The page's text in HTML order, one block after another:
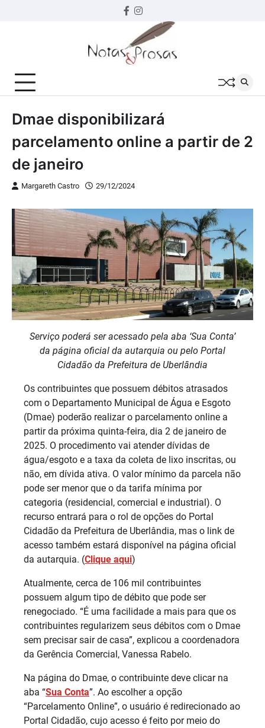
Facebook
instagram
Dmae disponibilizará
parcelamento online a partir de 2
de janeiro
Margareth Castro 29/12/2024
Serviço poderá ser acessado pela aba ‘Sua Conta’
da página oficial da autarquia ou pelo Portal
Cidadão da Prefeitura de Uberlândia
Os contribuintes que possuem débitos atrasados
com o Departamento Municipal de Água e Esgoto
(Dmae) poderão realizar o parcelamento online a
partir da próxima quinta-feira, dia 2 de janeiro de
2025. O procedimento vai atender dívidas de
água/esgoto e a taxa da coleta de lixo inscritas, ou
não, em dívida ativa. O valor mínimo da parcela não
pode ser menor que o da tarifa mínima por
categoria (residencial, comercial e industrial). O
recurso entrará para o rol de opções do Portal
Cidadão da Prefeitura de Uberlândia, mas o link de
acesso também estará disponível na página oficial
da autarquia. (Clique aqui)
Atualmente, cerca de 106 mil contribuintes
possuem algum tipo de débito que pode ser
renegociado. “É uma facilidade a mais para que os
contribuintes regularizem seus débitos com o Dmae
sem precisar sair de casa”, explicou a coordenadora
da Gerência Comercial, Vanessa Rabelo.
Na página do Dmae, o contribuinte deve clicar na
aba “Sua Conta”. Ao escolher a opção
“Parcelamento Online”, o usuário é redirecionado ao
Portal Cidadão, cujo acesso é feito por meio do